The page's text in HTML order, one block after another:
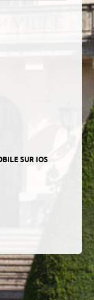
SUR IOS